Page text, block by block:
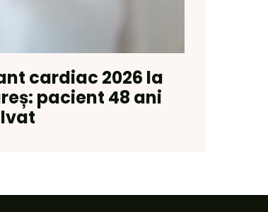
cardiac 2026 la
pacient 48 ani